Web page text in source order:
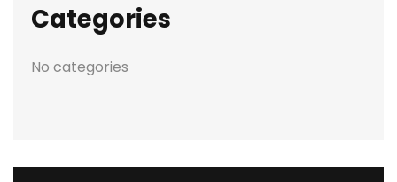
Categories
No categories